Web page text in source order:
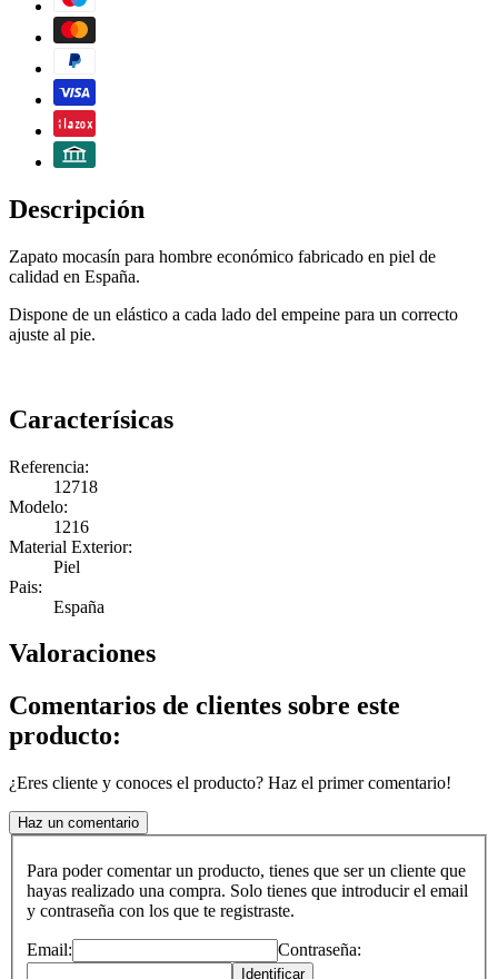
Descripción
Zapato mocasín para hombre económico fabricado en piel de
calidad en España.
Dispone de un elástico a cada lado del empeine para un correcto
ajuste al pie.
Caracterísicas
Referencia:
12718
Modelo:
1216
Material Exterior:
Piel
Pais:
España
Valoraciones
Comentarios de clientes sobre este
producto:
¿Eres cliente y conoces el producto? Haz el primer comentario!
Haz un comentario
Para poder comentar un producto, tienes que ser un cliente que
hayas realizado una compra. Solo tienes que introducir el email
y contraseña con los que te registraste.
Email: Contraseña:
Identificar